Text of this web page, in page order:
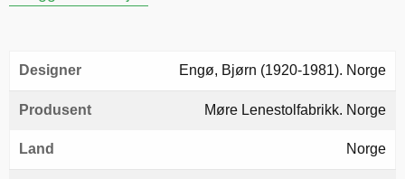
Designer Engø, Bjørn (1920-1981). Norge
Produsent Møre Lenestolfabrikk. Norge
Land Norge